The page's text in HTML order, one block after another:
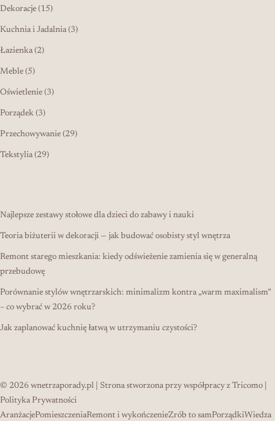
Dekoracje 1515 produktów
Kuchnia i Jadalnia 33 produkty
Łazienka 22 produkty
Meble 55 produktów
Oświetlenie 33 produkty
Porządek 33 produkty
Przechowywanie 2929 produktów
Tekstylia 2929 produktów
Najlepsze zestawy stołowe dla dzieci do zabawy i nauki
Teoria biżuterii w dekoracji — jak budować osobisty styl wnętrza
Remont starego mieszkania: kiedy odświeżenie zamienia się w generalną
przebudowę
Porównanie stylów wnętrzarskich: minimalizm kontra „warm maximalism”
– co wybrać w 2026 roku?
Jak zaplanować kuchnię łatwą w utrzymaniu czystości?
© 2026 wnetrzaporady.pl | Strona stworzona przy współpracy z Tricomo
Polityka Prywatności
AranżacjePomieszczeniaRemont i wykończenieZrób to samPorządkiWiedza